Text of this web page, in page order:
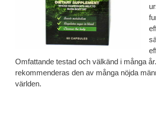
Omfattande testad och välkänd i många
rekommenderas den av många nöjda
världen.